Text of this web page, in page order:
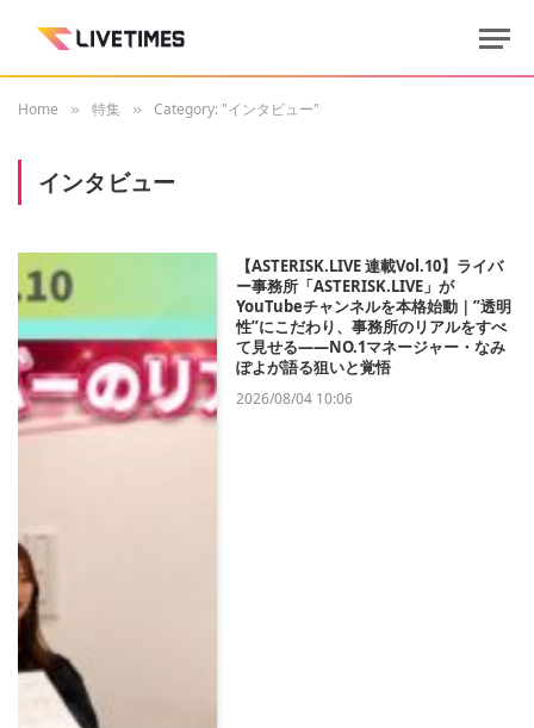
Home » 特集 » Category: "インタビュー"
インタビュー
【ASTERISK.LIVE 連載Vol.10】ライバ
ー事務所「ASTERISK.LIVE」が
YouTubeチャンネルを本格始動｜”透明
性”にこだわり、事務所のリアルをすべ
て見せる——NO.1マネージャー・なみ
ぽよが語る狙いと覚悟
2026/08/04 10:06